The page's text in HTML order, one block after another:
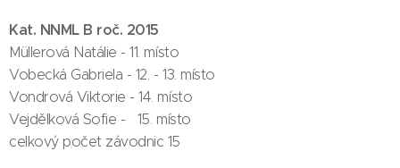
Kat. NNML B roč. 2015
Müllerová Natálie - 11. místo
Vobecká Gabriela - 12. - 13. místo
Vondrová Viktorie - 14. místo
Vejdělková Sofie - 15. místo
celkový počet závodnic 15